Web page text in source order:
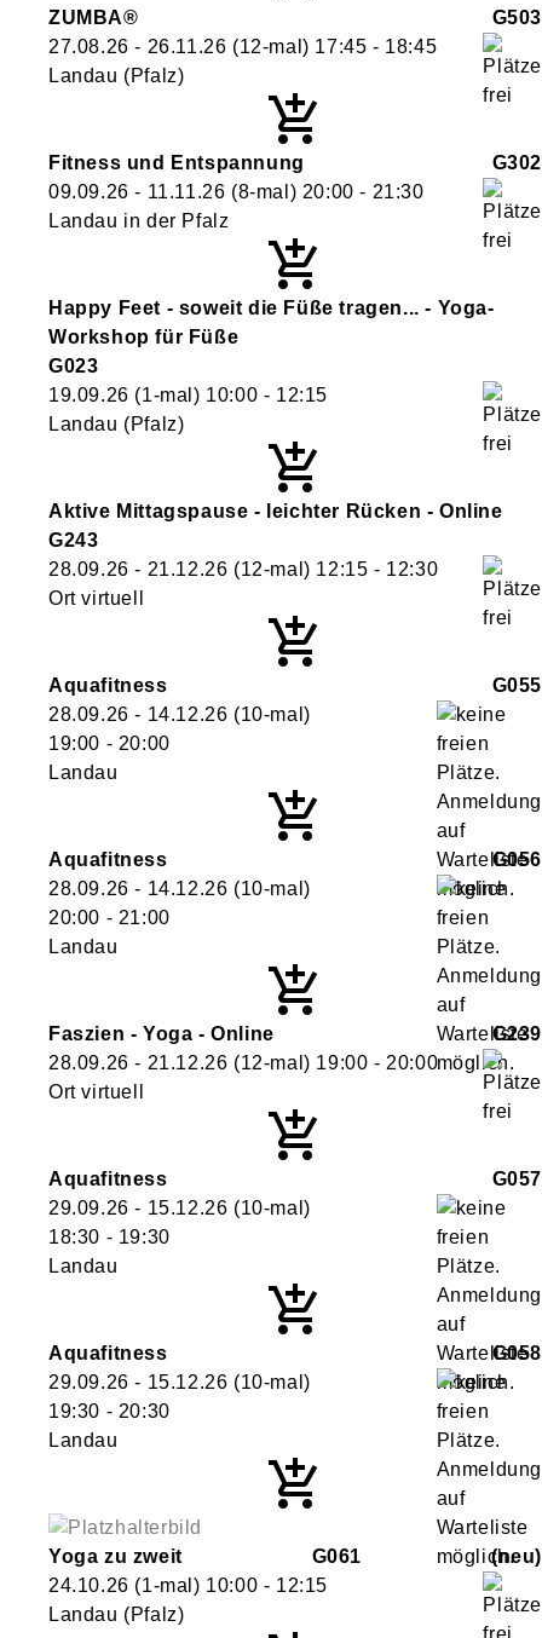
ZUMBA®
G503
27.08.26 - 26.11.26 (12-mal) 17:45 - 18:45
Landau (Pfalz)
Fitness und Entspannung
G302
09.09.26 - 11.11.26 (8-mal) 20:00 - 21:30
Landau in der Pfalz
Happy Feet - soweit die Füße tragen... - Yoga-
Workshop für Füße
G023
19.09.26 (1-mal) 10:00 - 12:15
Landau (Pfalz)
Aktive Mittagspause - leichter Rücken - Online
G243
28.09.26 - 21.12.26 (12-mal) 12:15 - 12:30
Ort virtuell
Aquafitness
G055
28.09.26 - 14.12.26 (10-mal)
19:00 - 20:00
Landau
Aquafitness
G056
28.09.26 - 14.12.26 (10-mal)
20:00 - 21:00
Landau
Faszien - Yoga - Online
G239
28.09.26 - 21.12.26 (12-mal) 19:00 - 20:00
Ort virtuell
Aquafitness
G057
29.09.26 - 15.12.26 (10-mal)
18:30 - 19:30
Landau
Aquafitness
G058
29.09.26 - 15.12.26 (10-mal)
19:30 - 20:30
Landau
Yoga zu zweit G061
neu
24.10.26 (1-mal) 10:00 - 12:15
Landau (Pfalz)